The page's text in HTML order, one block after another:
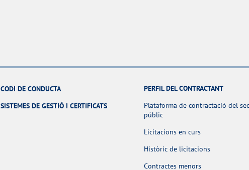
CODI DE CONDUCTA
SISTEMES DE GESTIÓ I CERTIFICATS
PERFIL DEL CONTRACTANT
Plataforma de contractació del
públic
Licitacions en curs
Històric de licitacions
Contractes menors